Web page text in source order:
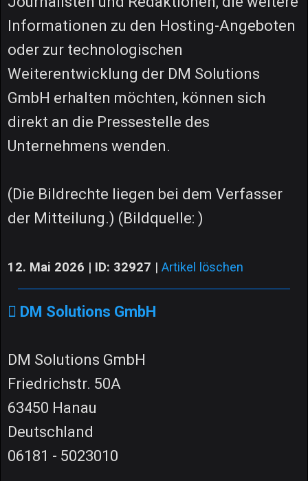
Informationen zu den Hosting-Angeboten
oder zur technologischen
Weiterentwicklung der DM Solutions
GmbH erhalten möchten, können sich
direkt an die Pressestelle des
Unternehmens wenden.
(Die Bildrechte liegen bei dem Verfasser
der Mitteilung.) (Bildquelle: )
12. Mai 2026 | ID: 32927 | Artikel löschen
DM Solutions GmbH
DM Solutions GmbH
Friedrichstr. 50A
63450 Hanau
Deutschland
06181 - 5023010